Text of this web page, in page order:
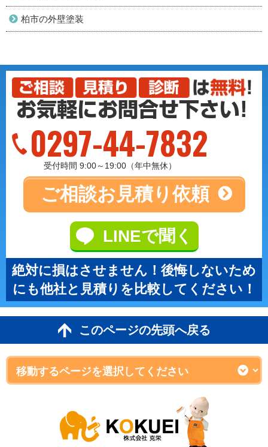
柏市の外壁塗装
0297-44-7832
受付時間 9:00～19:00（年中無休）
ご相談お見積り依頼
LINEで聞く
絶対に損はさせません！後悔しないため
にも他社と見積りを比較してください！
このページの先頭へ戻る